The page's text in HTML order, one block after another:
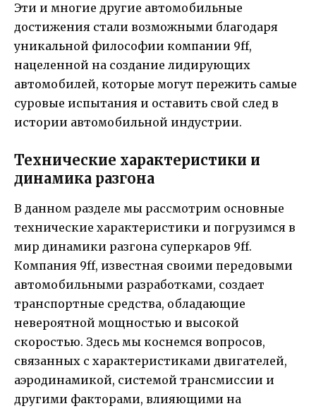
Эти и многие другие автомобильные
достижения стали возможными благодаря
уникальной философии компании 9ff,
нацеленной на создание лидирующих
автомобилей, которые могут пережить самые
суровые испытания и оставить свой след в
истории автомобильной индустрии.
Технические характеристики и
динамика разгона
В данном разделе мы рассмотрим основные
технические характеристики и погрузимся в
мир динамики разгона суперкаров 9ff.
Компания 9ff, известная своими передовыми
автомобильными разработками, создает
транспортные средства, обладающие
невероятной мощностью и высокой
скоростью. Здесь мы коснемся вопросов,
связанных с характеристиками двигателей,
аэродинамикой, системой трансмиссии и
другими факторами, влияющими на